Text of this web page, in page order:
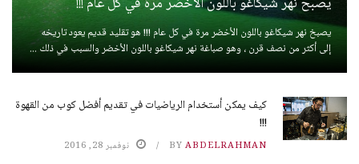
يصبخ نهر شيكاغو باللون الأخضر مرة في كل عام !!! هو تقليد قديم يعود تاريخه
إلى أكثر من نصف قرن ، وهو صباغة نهر شيكاغو باللون الأخضر والسبب في ذلك ...
كيف يمكن أستخدام الرياضيات في تقديم أفضل كوب من القهوة
!!!
BY ABDELRAHMAN نوفمبر 28, 2016